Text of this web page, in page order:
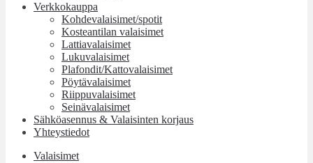
Verkkokauppa
Kohdevalaisimet/spotit
Kosteantilan valaisimet
Lattiavalaisimet
Lukuvalaisimet
Plafondit/Kattovalaisimet
Pöytävalaisimet
Riippuvalaisimet
Seinävalaisimet
Sähköasennus & Valaisinten korjaus
Yhteystiedot
Valaisimet